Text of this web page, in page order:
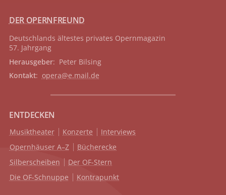
DER OPERNFREUND
Deutschlands ältestes privates Opernmagazin
57. Jahrgang
Herausgeber: Peter Bilsing
Kontakt: opera@e.mail.de
ENTDECKEN
Musiktheater Konzerte
Interviews
Opernhäuser A–Z
Bücherecke
Silberscheiben
Der OF-Stern
Die OF-Schnuppe
Kontrapunkt